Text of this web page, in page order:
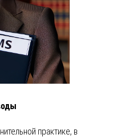
практике, в